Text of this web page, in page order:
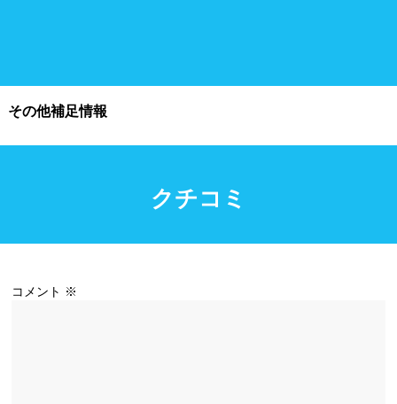
その他補足情報
クチコミ
コメント ※
都度利用可能
プール情報
プール情報募集中